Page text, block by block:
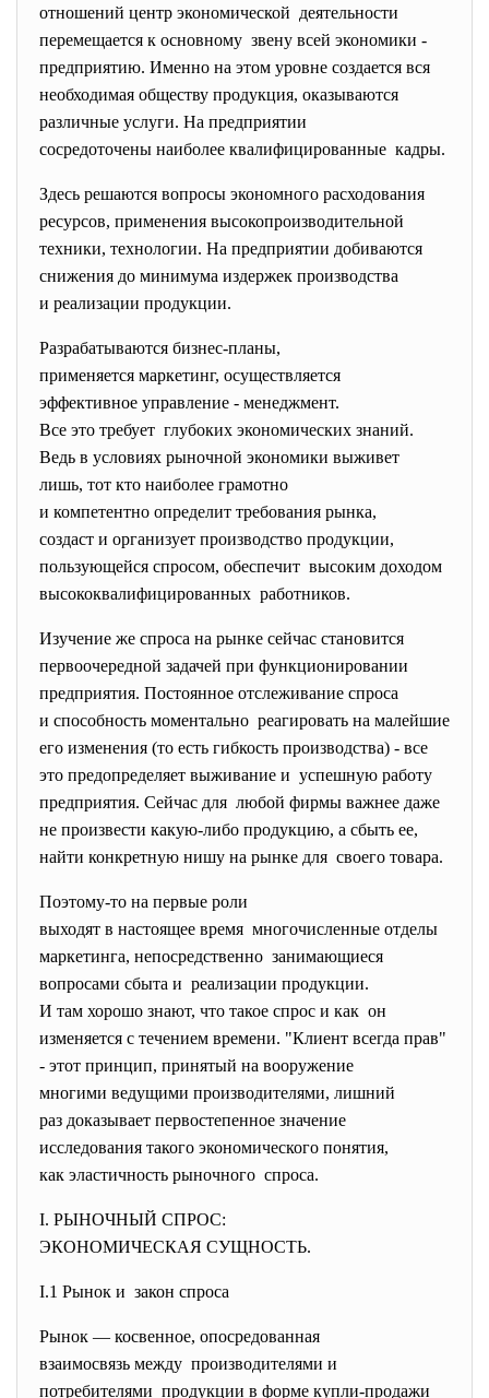
отношений центр экономической деятельности
перемещается к основному звену всей экономики -
предприятию. Именно на этом уровне создается вся
необходимая обществу продукция, оказываются
различные услуги. На предприятии
сосредоточены наиболее квалифицированные кадры.
Здесь решаются вопросы экономного расходования
ресурсов, применения высокопроизводительной
техники, технологии. На предприятии добиваются
снижения до минимума издержек производства
и реализации продукции.
Разрабатываются бизнес-планы,
применяется маркетинг, осуществляется
эффективное управление - менеджмент.
Все это требует глубоких экономических знаний.
Ведь в условиях рыночной экономики выживет
лишь, тот кто наиболее грамотно
и компетентно определит требования рынка,
создаст и организует производство продукции,
пользующейся спросом, обеспечит высоким доходом
высококвалифицированных работников.
Изучение же спроса на рынке сейчас становится
первоочередной задачей при функционировании
предприятия. Постоянное отслеживание спроса
и способность моментально реагировать на малейшие
его изменения (то есть гибкость производства) - все
это предопределяет выживание и успешную работу
предприятия. Сейчас для любой фирмы важнее даже
не произвести какую-либо продукцию, а сбыть ее,
найти конкретную нишу на рынке для своего товара.
Поэтому-то на первые роли
выходят в настоящее время многочисленные отделы
маркетинга, непосредственно занимающиеся
вопросами сбыта и реализации продукции.
И там хорошо знают, что такое спрос и как он
изменяется с течением времени. "Клиент всегда прав"
- этот принцип, принятый на вооружение
многими ведущими производителями, лишний
раз доказывает первостепенное значение
исследования такого экономического понятия,
как эластичность рыночного спроса.
I. РЫНОЧНЫЙ СПРОС:
ЭКОНОМИЧЕСКАЯ СУЩНОСТЬ.
I.1 Рынок и закон спроса
Рынок — косвенное, опосредованная
взаимосвязь между производителями и
потребителями продукции в форме купли-продажи